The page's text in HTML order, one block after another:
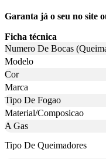
Garanta já o seu no site
Ficha técnica
Numero De Bocas
Modelo
Cor
Marca
Tipo De Fogao
Material/Composicao
A Gas
Tipo De Queimadores